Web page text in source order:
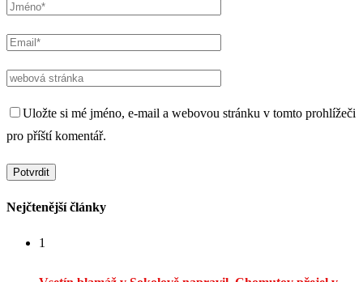
Uložte si mé jméno, e-mail a webovou stránku v tomto prohlížeči
pro příští komentář.
Nejčtenější články
1